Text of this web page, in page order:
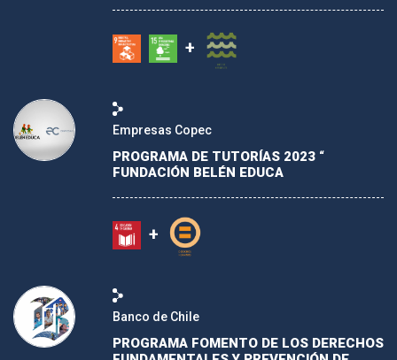
+
Empresas Copec
PROGRAMA DE TUTORÍAS 2023 “
FUNDACIÓN BELÉN EDUCA
+
Banco de Chile
PROGRAMA FOMENTO DE LOS DERECHOS